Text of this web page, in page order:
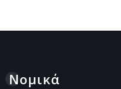
Νομικά